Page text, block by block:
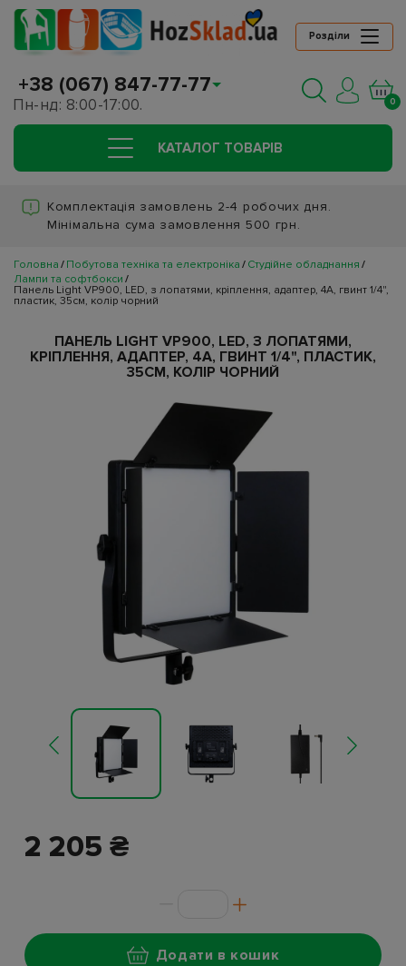
Розділи
+38 (067) 847-77-77
Пн-нд: 8:00-17:00. 0
КАТАЛОГ ТОВАРIВ
Комплектація замовлень 2-4 робочих дня.
Мінімальна сума замовлення 500 грн.
Головна Побутова техніка та електроніка
Студійне обладнання
Лампи та софтбокси
Панель Light VP900, LED, з лопатями, кріплення, адаптер, 4А, гвинт 1/4",
пластик, 35см, колір чорний
ПАНЕЛЬ LIGHT VP900, LED, З ЛОПАТЯМИ,
КРІПЛЕННЯ, АДАПТЕР, 4А, ГВИНТ 1/4", ПЛАСТИК,
35СМ, КОЛІР ЧОРНИЙ
2 205 ₴
Додати в кошик